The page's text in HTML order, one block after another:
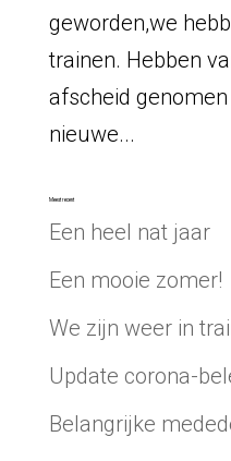
geworden,we
trainen. Hebben
afscheid
nieuwe...
Meest recent
Een heel nat jaar
Een mooie zomer!
We zijn weer in
Update corona-
Belangrijke